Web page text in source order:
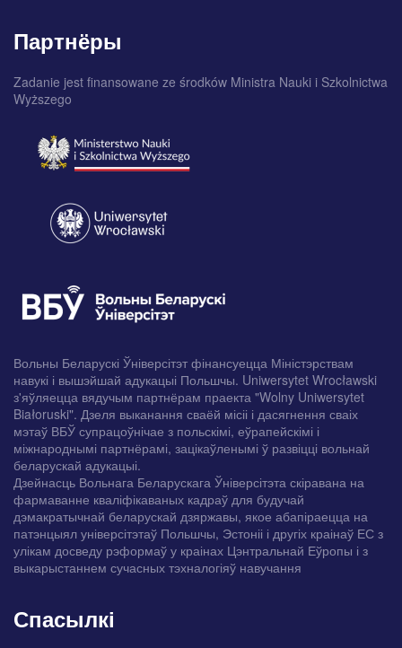
Партнёры
Zadanie jest finansowane ze środków Ministra Nauki i Szkolnictwa
Wyższego
Вольны Беларускі Ўніверсітэт фінансуецца Міністэрствам
навукі і вышэйшай адукацыі Польшчы. Uniwersytet Wrocławski
з'яўляецца вядучым партнёрам праекта "Wolny Uniwersytet
Białoruski". Дзеля выканання сваёй місіі і дасягнення сваіх
мэтаў ВБЎ супрацоўнічае з польскімі, еўрапейскімі і
міжнароднымі партнёрамі, зацікаўленымі ў развіцці вольнай
беларускай адукацыі.
Дзейнасць Вольнага Беларускага Ўніверсітэта скіравана на
фармаванне кваліфікаваных кадраў для будучай
дэмакратычнай беларускай дзяржавы, якое абапіраецца на
патэнцыял універсітэтаў Польшчы, Эстоніі і другіх краінаў ЕС з
улікам досведу рэформаў у краінах Цэнтральнай Еўропы і з
выкарыстаннем сучасных тэхналогіяў навучання
Спасылкі